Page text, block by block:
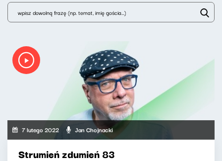
7 lutego 2022 Jan Chojnacki
Strumień zdumień 83